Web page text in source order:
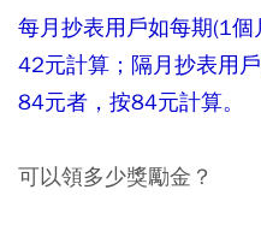
每月抄表用戶如每期(1
42元計算；隔月抄表用
84元者，按84元計算。
可以領多少獎勵金？